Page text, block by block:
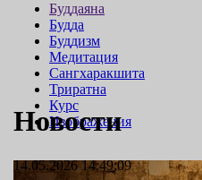
Буддаяна
Будда
Буддизм
Медитация
Сангхаракшита
Триратна
Курс
Изображения
Новости
14.05.2026 14:49:09